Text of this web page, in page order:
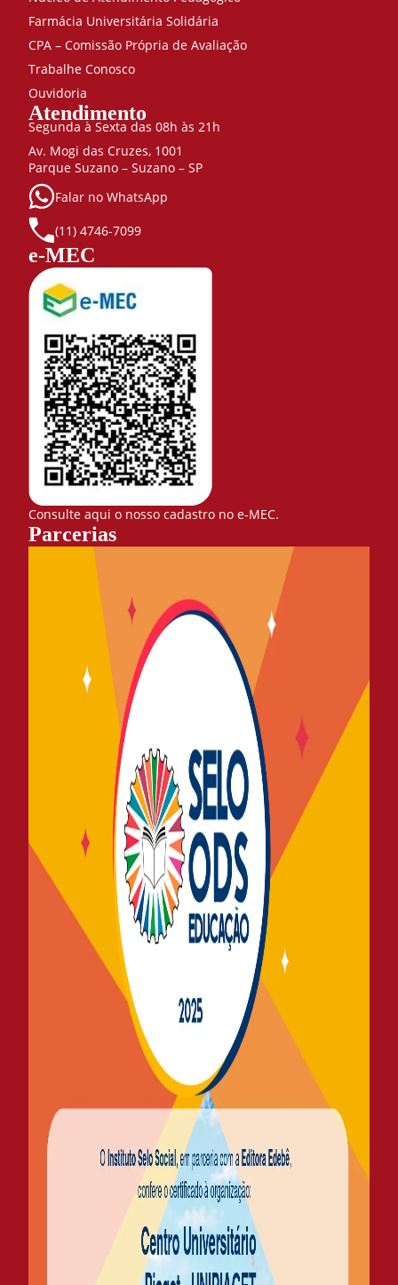
Farmácia Universitária Solidária
CPA – Comissão Própria de Avaliação
Trabalhe Conosco
Ouvidoria
Atendimento
Segunda à Sexta das 08h às 21h
Av. Mogi das Cruzes, 1001
Parque Suzano – Suzano – SP
Falar no WhatsApp
(11) 4746-7099
e-MEC
Consulte aqui o nosso cadastro no e-MEC.
Parcerias